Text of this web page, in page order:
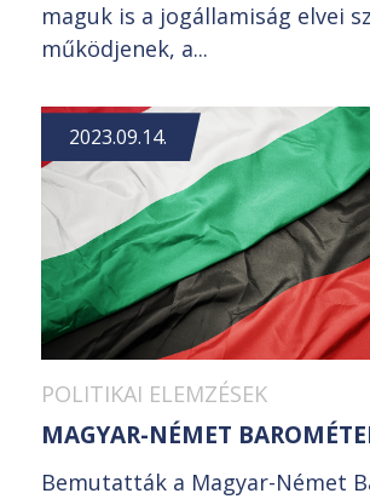
maguk is a jogállamiság elvei
működjenek, a...
2023.09.14.
POLITIKAI ELEMZÉSEK
MAGYAR-NÉMET
Bemutatták a Magyar-Német